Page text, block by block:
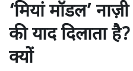
‘मियां मॉडल’
की याद दिलाता
क्यों